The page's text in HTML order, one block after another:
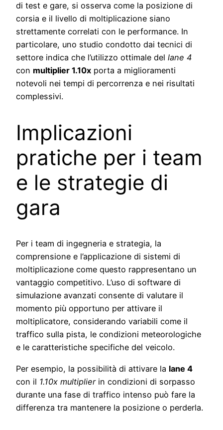
di test e gare, si osserva come la posizione di
corsia e il livello di moltiplicazione siano
strettamente correlati con le performance. In
particolare, uno studio condotto dai tecnici di
settore indica che l’utilizzo ottimale del lane 4
con multiplier 1.10x porta a miglioramenti
notevoli nei tempi di percorrenza e nei risultati
complessivi.
Implicazioni
pratiche per i team
e le strategie di
gara
Per i team di ingegneria e strategia, la
comprensione e l’applicazione di sistemi di
moltiplicazione come questo rappresentano un
vantaggio competitivo. L’uso di software di
simulazione avanzati consente di valutare il
momento più opportuno per attivare il
moltiplicatore, considerando variabili come il
traffico sulla pista, le condizioni meteorologiche
e le caratteristiche specifiche del veicolo.
Per esempio, la possibilità di attivare la lane 4
con il 1.10x multiplierin condizioni di sorpasso
durante una fase di traffico intenso può fare la
differenza tra mantenere la posizione o perderla.